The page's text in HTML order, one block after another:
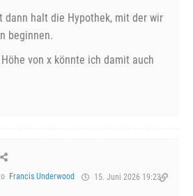
dann halt die Hypothek, mit der wir
beginnen.
von x könnte ich damit auch
Francis Underwood 15. Juni 2026 19:23